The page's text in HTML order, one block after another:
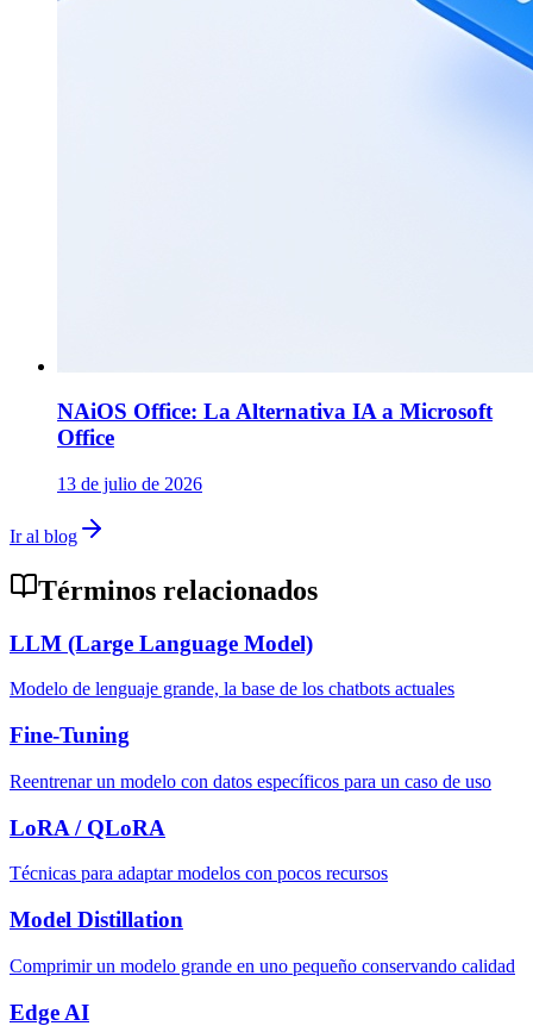
NAiOS Office: La Alternativa IA a Microsoft
Office
13 de julio de 2026
Ir al blog
Términos relacionados
LLM (Large Language Model)
Modelo de lenguaje grande, la base de los chatbots actuales
Fine-Tuning
Reentrenar un modelo con datos específicos para un caso de uso
LoRA / QLoRA
Técnicas para adaptar modelos con pocos recursos
Model Distillation
Comprimir un modelo grande en uno pequeño conservando calidad
Edge AI